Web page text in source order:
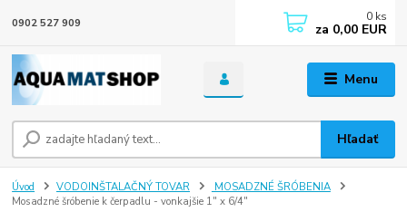
Menu
Hľadať
0902 527 909 0 ks
za 0,00 EUR
Úvod VODOINŠTALAČNÝ TOVAR
MOSADZNÉ ŠRÓBENIA
Mosadzné šróbenie k čerpadlu - vonkajšie 1" x 6/4"